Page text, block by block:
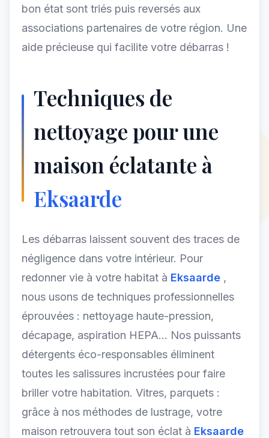
bon état sont triés puis reversés aux
associations partenaires de votre région. Une
aide précieuse qui facilite votre débarras !
Techniques de
nettoyage pour une
maison éclatante à
Eksaarde
Les débarras laissent souvent des traces de
négligence dans votre intérieur. Pour
redonner vie à votre habitat à Eksaarde ,
nous usons de techniques professionnelles
éprouvées : nettoyage haute-pression,
décapage, aspiration HEPA... Nos puissants
détergents éco-responsables éliminent
toutes les salissures incrustées pour faire
briller votre habitation. Vitres, parquets :
grâce à nos méthodes de lustrage, votre
maison retrouvera tout son éclat à Eksaarde